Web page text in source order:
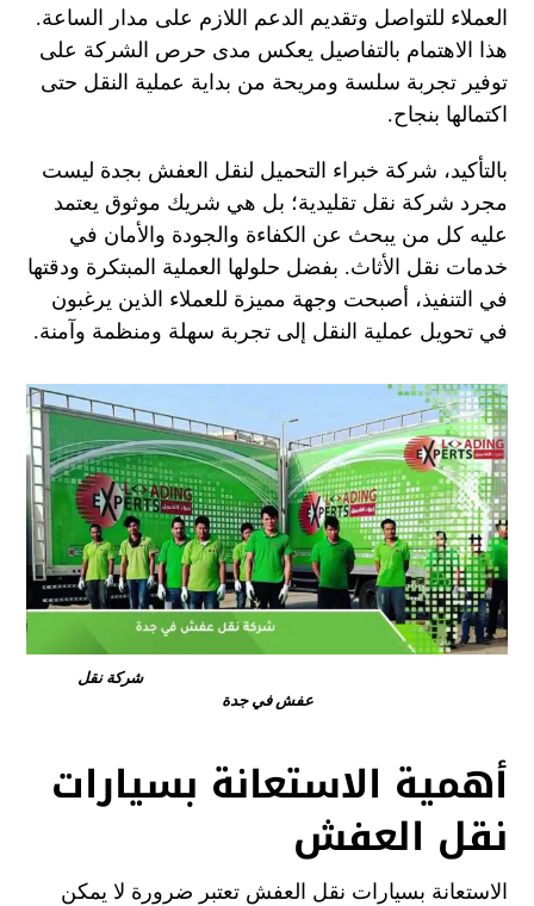
العملاء للتواصل وتقديم الدعم اللازم على مدار الساعة.
هذا الاهتمام بالتفاصيل يعكس مدى حرص الشركة على
توفير تجربة سلسة ومريحة من بداية عملية النقل حتى
اكتمالها بنجاح.
بالتأكيد، شركة خبراء التحميل لنقل العفش بجدة ليست
مجرد شركة نقل تقليدية؛ بل هي شريك موثوق يعتمد
عليه كل من يبحث عن الكفاءة والجودة والأمان في
خدمات نقل الأثاث. بفضل حلولها العملية المبتكرة ودقتها
في التنفيذ، أصبحت وجهة مميزة للعملاء الذين يرغبون
في تحويل عملية النقل إلى تجربة سهلة ومنظمة وآمنة.
شركة نقل
عفش في جدة
أهمية الاستعانة بسيارات
نقل العفش
الاستعانة بسيارات نقل العفش تعتبر ضرورة لا يمكن